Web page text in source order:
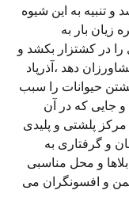
و تنبیه به این شیوه
زیان بار به
در کشتزار بکشد و
دهد ،آذرپاد
حیوانات را سبب
جایی که در آن
پلشتی و پلیدی
و گرفتاری به
و محل مناسبی
و افسونگران می